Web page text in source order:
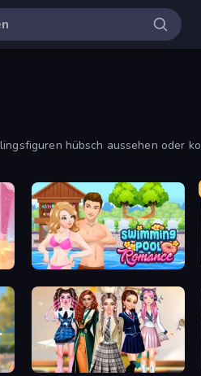
hübsch aussehen oder
Royal Glow Princess Makeover Swimming Pool Romance
Back To School: Uniforms Edition